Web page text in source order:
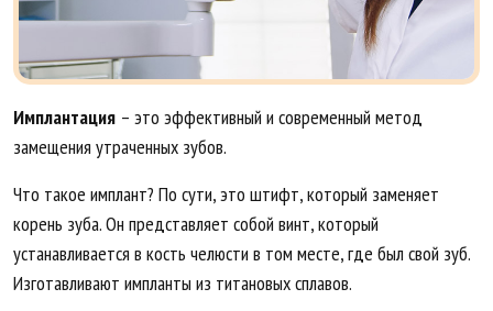
Имплантация – это эффективный и современный метод
замещения утраченных зубов.
Что такое имплант? По сути, это штифт, который заменяет
корень зуба. Он представляет собой винт, который
устанавливается в кость челюсти в том месте, где был свой зуб.
Изготавливают импланты из титановых сплавов.